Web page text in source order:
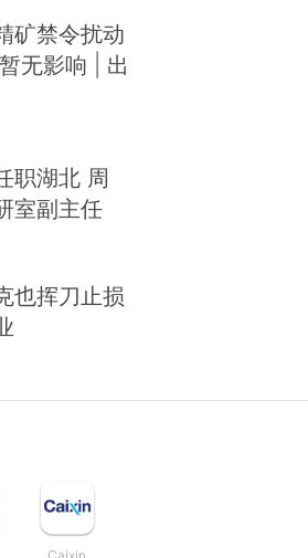
矿禁令扰动
无影响 | 出
职湖北 周
室副主任
也挥刀止损